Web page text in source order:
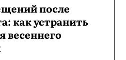
после
как устранить
весеннего